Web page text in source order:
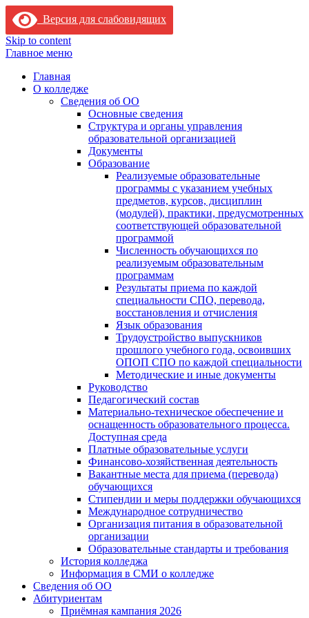
Версия для слабовидящих
Skip to content
Главное меню
Главная
О колледже
Сведения об ОО
Основные сведения
Структура и органы управления
образовательной организацией
Документы
Образование
Реализуемые образовательные
программы с указанием учебных
предметов, курсов, дисциплин
(модулей), практики, предусмотренных
соответствующей образовательной
программой
Численность обучающихся по
реализуемым образовательным
программам
Результаты приема по каждой
специальности СПО, перевода,
восстановления и отчисления
Язык образования
Трудоустройство выпускников
прошлого учебного года, освоивших
ОПОП СПО по каждой специальности
Методические и иные документы
Руководство
Педагогический состав
Материально-техническое обеспечение и
оснащенность образовательного процесса.
Доступная среда
Платные образовательные услуги
Финансово-хозяйственная деятельность
Вакантные места для приема (перевода)
обучающихся
Стипендии и меры поддержки обучающихся
Международное сотрудничество
Организация питания в образовательной
организации
Образовательные стандарты и требования
История колледжа
Информация в СМИ о колледже
Сведения об ОО
Абитуриентам
Приёмная кампания 2026